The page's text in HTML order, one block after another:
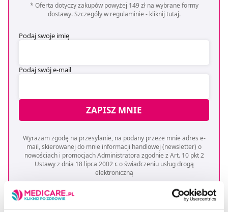
* Oferta dotyczy zakupów powyżej 149 zł na wybrane formy
dostawy. Szczegóły w regulaminie - kliknij tutaj.
Podaj swoje imię
Podaj swój e-mail
ZAPISZ MNIE
Wyrażam zgodę na przesyłanie, na podany przeze mnie adres e-
mail, skierowanej do mnie informacji handlowej (newsletter) o
nowościach i promocjach Administratora zgodnie z Art. 10 pkt 2
Ustawy z dnia 18 lipca 2002 r. o świadczeniu usług drogą
elektroniczną
tutaj.